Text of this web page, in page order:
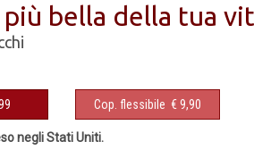
più bella della tua
Cop. flessibile € 9,90
negli Stati Uniti.